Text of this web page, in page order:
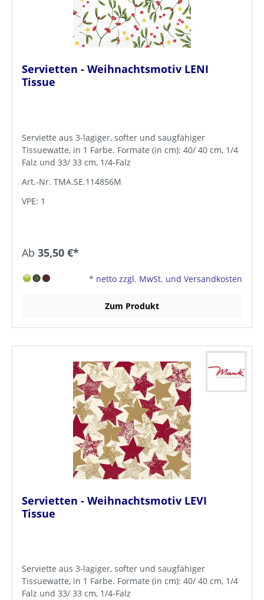
Servietten - Weihnachtsmotiv LENI
Tissue
Serviette aus 3-lagiger, softer und saugfähiger
Tissuewatte, in 1 Farbe. Formate (in cm): 40/ 40 cm, 1/4
Falz und 33/ 33 cm, 1/4-Falz
Art.-Nr. TMA.SE.114856M
VPE: 1
Ab 35,50 €*
* netto zzgl. MwSt. und Versandkosten
Zum Produkt
Servietten - Weihnachtsmotiv LEVI
Tissue
Serviette aus 3-lagiger, softer und saugfähiger
Tissuewatte, in 1 Farbe. Formate (in cm): 40/ 40 cm, 1/4
Falz und 33/ 33 cm, 1/4-Falz